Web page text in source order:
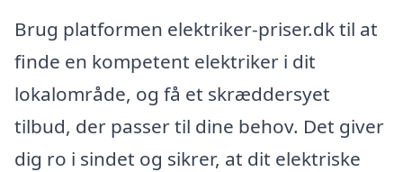
Brug platformen elektriker-priser.dk til at
finde en kompetent elektriker i dit
lokalområde, og få et skræddersyet
tilbud, der passer til dine behov. Det giver
dig ro i sindet og sikrer, at dit elektriske